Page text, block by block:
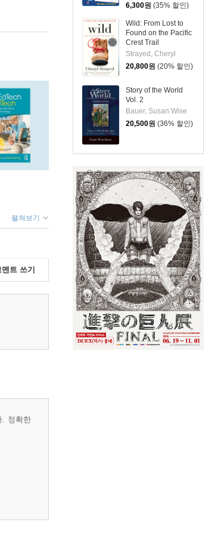
6,300원 (35% 할인)
Wild: From Lost to
Found on the Pacific
Crest Trail
Strayed, Cheryl
20,800원 (20% 할인)
Story of the World
Vol. 2
Bauer, Susan Wise
20,500원 (36% 할인)
펼쳐보기
멘트 쓰기
. 정확한